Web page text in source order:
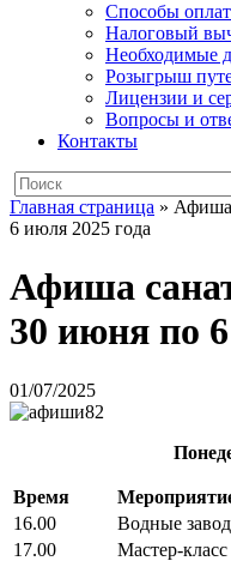
Способы
Налоговый
Необходимые
Розыгрыш
Лицензии и
Вопросы и
Контакты
Главная страница » Афиша
6 июля 2025 года
Афиша
30 июня по
01/07/2025
Время
16.00
Водные
17.00
Мастер-